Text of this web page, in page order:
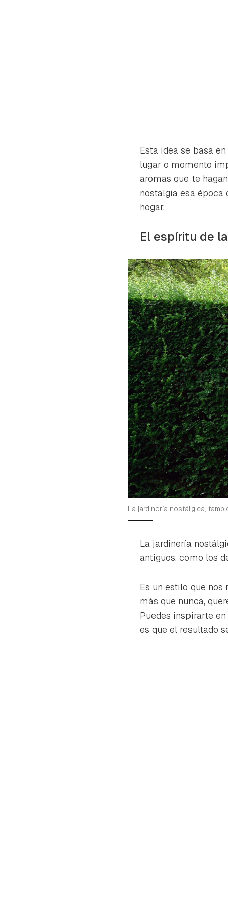
Esta idea se basa
lugar o momento
aromas que te
nostalgia esa
hogar.
El espíritu de
La jardinería nostálgica,
La jardinería
antiguos, como los
Es un estilo que
más que nunca,
Puedes inspirarte
es que el resultado